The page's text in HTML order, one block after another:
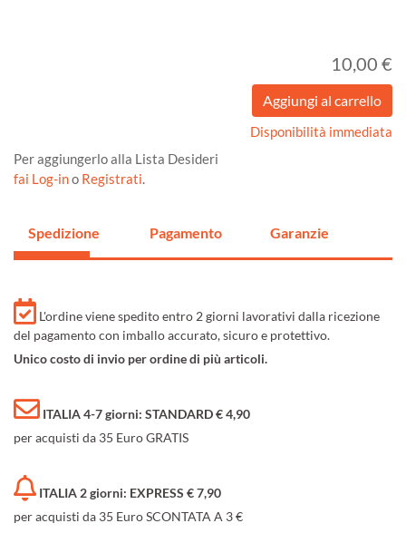
10,00 €
Disponibilità immediata
Per aggiungerlo alla Lista Desideri
fai Log-ino Registrati.
Spedizione Pagamento Garanzie
L'ordine viene spedito entro 2 giorni lavorativi dalla ricezione
del pagamento con imballo accurato, sicuro e protettivo.
Unico costo di invio per ordine di più articoli.
ITALIA 4-7 giorni: STANDARD € 4,90
per acquisti da 35 Euro GRATIS
ITALIA 2 giorni: EXPRESS € 7,90
per acquisti da 35 Euro SCONTATA A 3 €